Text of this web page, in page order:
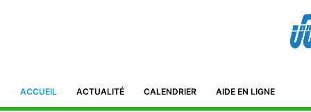
ACCUEIL ACTUALITÉ CALENDRIER AIDE EN LIGNE